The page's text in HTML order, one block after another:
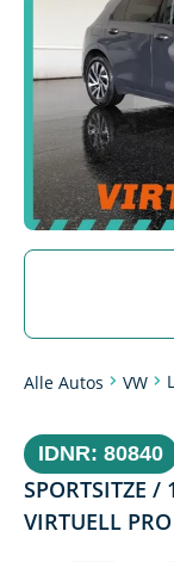
Alle Autos VW
IDNR: 80840
SPORTSITZE
VIRTUELL